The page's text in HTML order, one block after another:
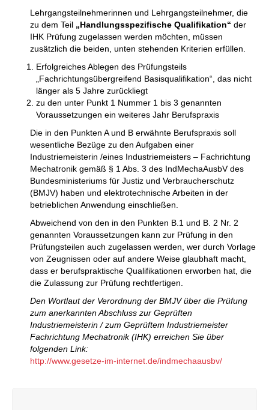
Lehrgangsteilnehmerinnen und Lehrgangsteilnehmer, die
zu dem Teil „Handlungsspezifische Qualifikation“ der
IHK Prüfung zugelassen werden möchten, müssen
zusätzlich die beiden, unten stehenden Kriterien erfüllen.
Erfolgreiches Ablegen des Prüfungsteils
„Fachrichtungsübergreifend Basisqualifikation“, das nicht
länger als 5 Jahre zurückliegt
zu den unter Punkt 1 Nummer 1 bis 3 genannten
Voraussetzungen ein weiteres Jahr Berufspraxis
Die in den Punkten A und B erwähnte Berufspraxis soll
wesentliche Bezüge zu den Aufgaben einer
Industriemeisterin /eines Industriemeisters – Fachrichtung
Mechatronik gemäß § 1 Abs. 3 des IndMechaAusbV des
Bundesministeriums für Justiz und Verbraucherschutz
(BMJV) haben und elektrotechnische Arbeiten in der
betrieblichen Anwendung einschließen.
Abweichend von den in den Punkten B.1 und B. 2 Nr. 2
genannten Voraussetzungen kann zur Prüfung in den
Prüfungsteilen auch zugelassen werden, wer durch Vorlage
von Zeugnissen oder auf andere Weise glaubhaft macht,
dass er berufspraktische Qualifikationen erworben hat, die
die Zulassung zur Prüfung rechtfertigen.
Den Wortlaut der Verordnung der BMJV über die Prüfung
zum anerkannten Abschluss zur Geprüften
Industriemeisterin / zum Geprüftem Industriemeister
Fachrichtung Mechatronik (IHK) erreichen Sie über
folgenden Link:
http://www.gesetze-im-internet.de/indmechaausbv/